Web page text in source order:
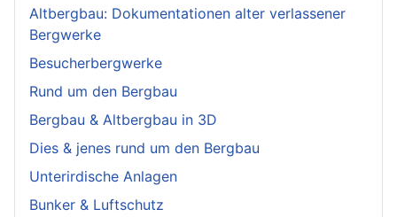
Altbergbau: Dokumentationen alter verlassener
Bergwerke
Besucherbergwerke
Rund um den Bergbau
Bergbau & Altbergbau in 3D
Dies & jenes rund um den Bergbau
Unterirdische Anlagen
Bunker & Luftschutz